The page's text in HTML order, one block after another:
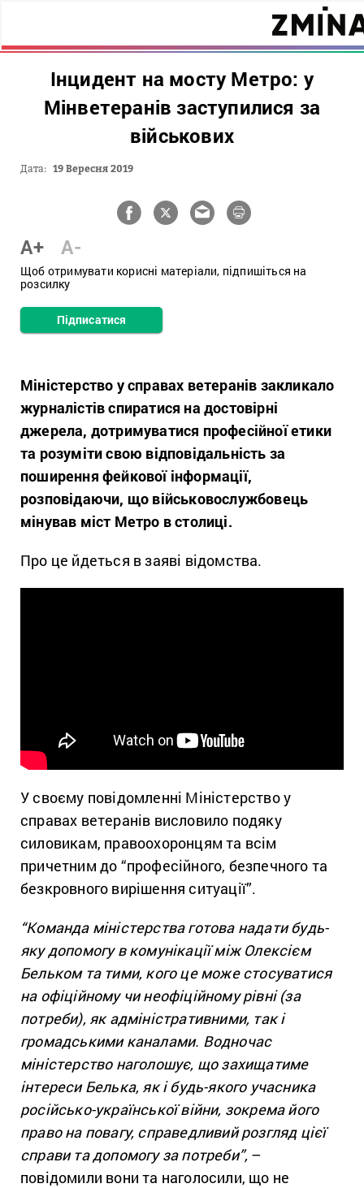
Інцидент на мосту Метро: у
Мінветеранів заступилися за
військових
Дата: 19 Вересня 2019
A+ A-
Щоб отримувати корисні матеріали, підпишіться на
розсилку
Підписатися
Міністерство у справах ветеранів закликало
журналістів спиратися на достовірні
джерела, дотримуватися професійної етики
та розуміти свою відповідальність за
поширення фейкової інформації,
розповідаючи, що військовослужбовець
мінував міст Метро в столиці.
Про це йдеться в заяві відомства.
У своєму повідомленні Міністерство у
справах ветеранів висловило подяку
силовикам, правоохоронцям та всім
причетним до “професійного, безпечного та
безкровного вирішення ситуації”.
“Команда міністерства готова надати будь-
яку допомогу в комунікації між Олексієм
Бельком та тими, кого це може стосуватися
на офіційному чи неофіційному рівні (за
потреби), як адміністративними, так і
громадськими каналами. Водночас
міністерство наголошує, що захищатиме
інтереси Белька, як і будь-якого учасника
російсько-української війни, зокрема його
право на повагу, справедливий розгляд цієї
справи та допомогу за потреби”, –
повідомили вони та наголосили, що не